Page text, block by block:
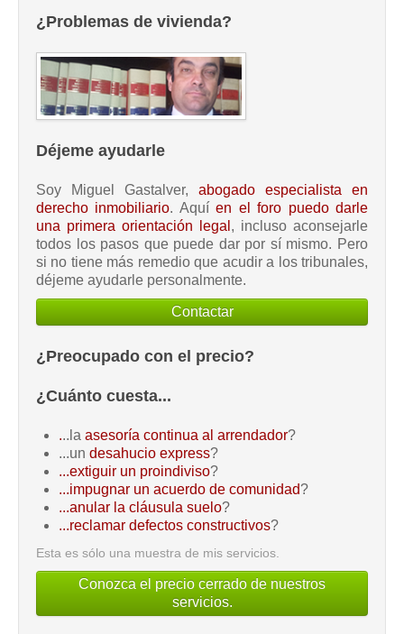
¿Problemas de vivienda?
Déjeme ayudarle
Soy Miguel Gastalver, abogado especialista en
derecho inmobiliario. Aquíen el foro puedo darle
una primera orientación legal , incluso aconsejarle
todos los pasos que puede dar por sí mismo. Pero
si no tiene más remedio que acudir a los tribunales,
déjeme ayudarle personalmente.
Contactar
¿Preocupado con el precio?
¿Cuánto cuesta...
...la asesoría continua al arrendador?
...un desahucio express?
...extiguir un proindiviso?
...impugnar un acuerdo de comunidad?
...anular la cláusula suelo?
...reclamar defectos constructivos?
Esta es sólo una muestra de mis servicios.
Conozca el precio cerrado de nuestros
servicios.